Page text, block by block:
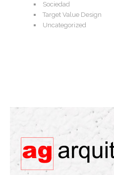
Sociedad
Target Value Design
Uncategorized